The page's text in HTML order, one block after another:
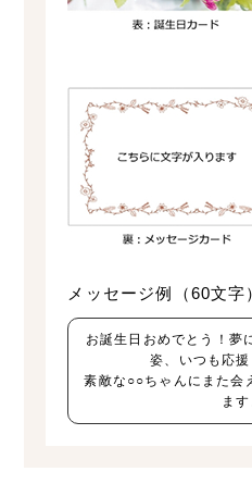
メッセージ例（60文字
お誕生日おめでとう！夢
姿、いつも応援
素敵な○○ちゃんにまた会
ます